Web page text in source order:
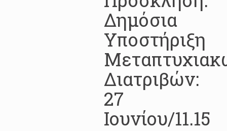
Δημόσια
Υποστήριξη
Διατριβών:
27
Ιουνίου/11.15